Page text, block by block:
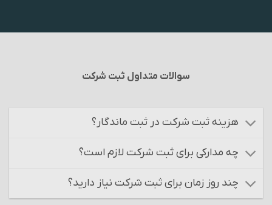
سوالات متداول ثبت شرکت
هزینه ثبت شرکت در ثبت ماندگار؟
چه مدارکی برای ثبت شرکت لازم است؟
چند روز زمان برای ثبت شرکت نیاز دارید؟